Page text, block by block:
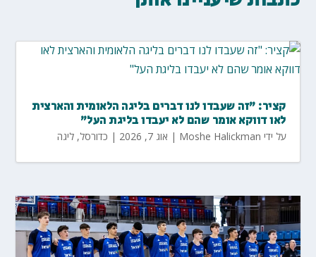
קציר: "זה שעבדו לנו דברים בליגה הלאומית והארצית
לאו דווקא אומר שהם לא יעבדו בליגת העל"
על ידי Moshe Halickman
| אוג 7, 2026 | כדורסל,ליגה